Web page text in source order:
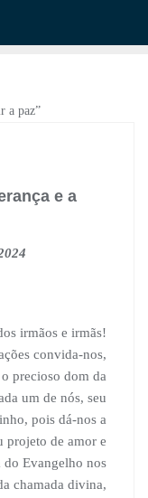
e a
irmãos e irmãs!
convida-nos,
precioso dom da
um de nós, seu
pois dá-nos a
projeto de amor e
do Evangelho nos
chamada divina,